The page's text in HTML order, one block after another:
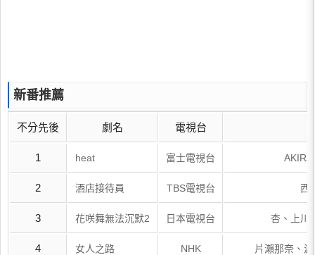
新番推薦
不分先後 劇名 電視台
1 heat 富士電視台
2 酒店接待員 TBS電視台 西
3 花咲舞無法沉默2 日本電視台 杏、上川
4 女人之路 NHK 片瀨那奈、